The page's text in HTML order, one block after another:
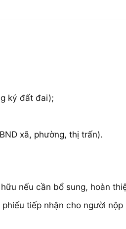
ký đất đai);
xã, phường, thị trấn).
nếu cần bổ sung, hoàn
tiếp nhận cho người nộp